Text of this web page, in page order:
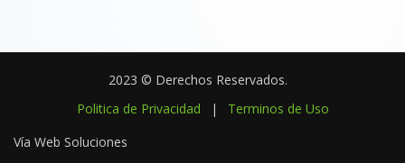
2023 © Derechos Reservados.
Politica de Privacidad
|
Terminos de Uso
Vía Web Soluciones